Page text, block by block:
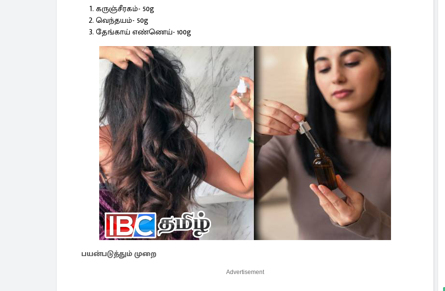
கருஞ்சீரகம்- 50g
வெந்தயம்- 50g
தேங்காய் எண்ணெய்- 100g
பயன்படுத்தும் முறை
Advertisement